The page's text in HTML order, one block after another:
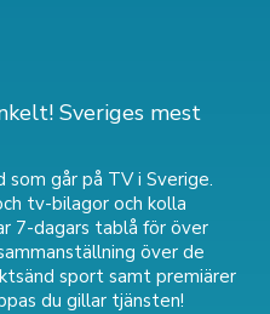
Sveriges mest
går på TV i Sverige.
tv-bilagor och kolla
7-dagars tablå för över
över de
sport samt premiärer
du gillar tjänsten!